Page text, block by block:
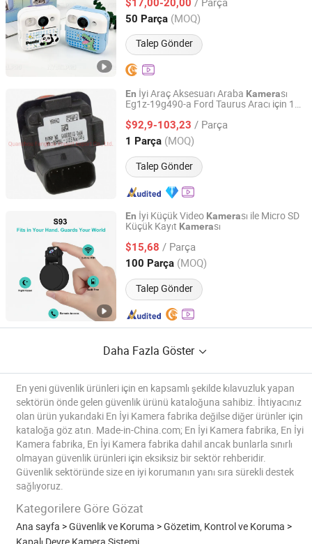
en
Fotoğrafçılık Cihazı Çocuklar için
$17,00-20,00
50 Parça (MOQ)
Talep Gönder
Guangdong, China Fiyat 2025
En İyi Araç Aksesuarı Araba Kamerası
Eg1z-19g490-a Ford Taurus Aracı için 13-
$92,9-103,23 / Parça
1 Parça (MOQ)
Talep Gönder
Quanzhou Fanghua Import Export Co., Ltd.
Fujian, China Fiyat 2020
En İyi Küçük Video Kamerası ile Micro SD
Küçük Kayıt Kamerası
$15,68 / Parça
100 Parça (MOQ)
Talep Gönder
Shenzhen Shire Star Electronic Technology Co., Ltd.
Guangdong, China Fiyat 2015
Daha Fazla Göster
En yeni güvenlik ürünleri için en kapsamlı şekilde kılavuzluk yapan
sektörün önde gelen güvenlik ürünü kataloğuna sahibiz. İhtiyacınız
olan ürün yukarıdaki En İyi Kamera fabrika değilse diğer ürünler için
kataloğa göz atın. Made-in-China.com; En İyi Kamera fabrika, En İyi
Kamera fabrika, En İyi Kamera fabrika dahil ancak bunlarla sınırlı
olmayan güvenlik ürünleri için eksiksiz bir sektör rehberidir.
Güvenlik sektöründe size en iyi korumanın yanı sıra sürekli destek
sağlıyoruz.
Kategorilere Göre Gözat
Ana sayfa >Güvenlik ve Koruma >Gözetim, Kontrol ve Koruma >